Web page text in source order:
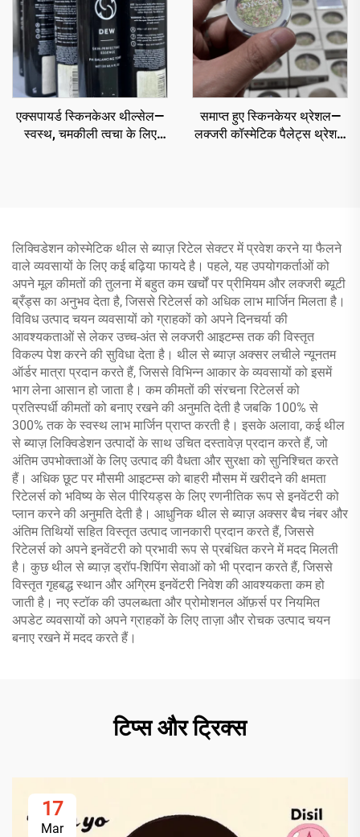
एक्सपायर्ड स्किनकेअर थील्सेल—
स्वस्थ, चमकीली त्वचा के लिए
समाप्त हुए स्किनकेयर थ्रेशल—
लक्जरी कॉस्मेटिक पैलेट्स थ्रेशल
लिक्विडेशन कोस्मेटिक थील से ब्याज़ रिटेल सेक्टर में प्रवेश करने या फैलने
वाले व्यवसायों के लिए कई बढ़िया फायदे है। पहले, यह उपयोगकर्ताओं को
अपने मूल कीमतों की तुलना में बहुत कम खर्चों पर प्रीमियम और लक्जरी ब्यूटी
ब्रँड्स का अनुभव देता है, जिससे रिटेलर्स को अधिक लाभ मार्जिन मिलता है।
विविध उत्पाद चयन व्यवसायों को ग्राहकों को अपने दिनचर्या की
आवश्यकताओं से लेकर उच्च-अंत से लक्जरी आइटम्स तक की विस्तृत
विकल्प पेश करने की सुविधा देता है। थील से ब्याज़ अक्सर लचीले न्यूनतम
ऑर्डर मात्रा प्रदान करते हैं, जिससे विभिन्न आकार के व्यवसायों को इसमें
भाग लेना आसान हो जाता है। कम कीमतों की संरचना रिटेलर्स को
प्रतिस्पर्धी कीमतों को बनाए रखने की अनुमति देती है जबकि 100% से
300% तक के स्वस्थ लाभ मार्जिन प्राप्त करती है। इसके अलावा, कई थील
से ब्याज़ लिक्विडेशन उत्पादों के साथ उचित दस्तावेज़ प्रदान करते हैं, जो
अंतिम उपभोक्ताओं के लिए उत्पाद की वैधता और सुरक्षा को सुनिश्चित करते
हैं। अधिक छूट पर मौसमी आइटम्स को बाहरी मौसम में खरीदने की क्षमता
रिटेलर्स को भविष्य के सेल पीरियड्स के लिए रणनीतिक रूप से इनवेंटरी को
प्लान करने की अनुमति देती है। आधुनिक थील से ब्याज़ अक्सर बैच नंबर और
अंतिम तिथियों सहित विस्तृत उत्पाद जानकारी प्रदान करते हैं, जिससे
रिटेलर्स को अपने इनवेंटरी को प्रभावी रूप से प्रबंधित करने में मदद मिलती
है। कुछ थील से ब्याज़ ड्रॉप-शिपिंग सेवाओं को भी प्रदान करते हैं, जिससे
विस्तृत गृहबद्ध स्थान और अग्रिम इनवेंटरी निवेश की आवश्यकता कम हो
जाती है। नए स्टॉक की उपलब्धता और प्रोमोशनल ऑफ़र्स पर नियमित
अपडेट व्यवसायों को अपने ग्राहकों के लिए ताज़ा और रोचक उत्पाद चयन
बनाए रखने में मदद करते हैं।
टिप्स और ट्रिक्स
17
Mar